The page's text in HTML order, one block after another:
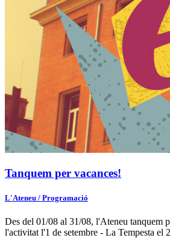
Tanquem per vacances!
L'Ateneu / Programació
Des del 01/08 al 31/08, l'Ateneu tanquem
l'activitat l'1 de setembre - La Tempesta el